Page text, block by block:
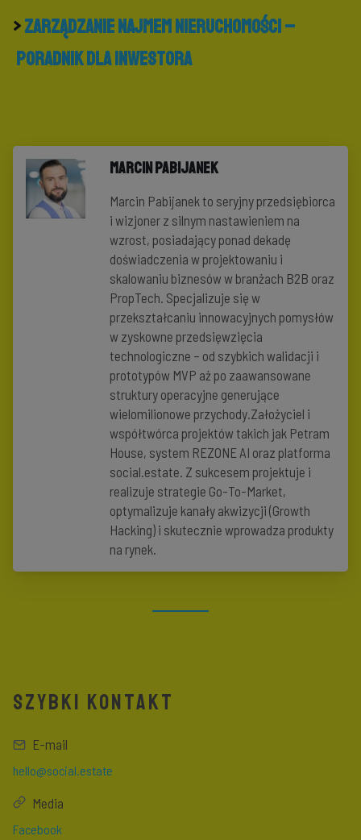
>Zarządzanie najmem nieruchomości –
poradnik dla inwestora
Marcin Pabijanek
Marcin Pabijanek to seryjny przedsiębiorca
i wizjoner z silnym nastawieniem na
wzrost, posiadający ponad dekadę
doświadczenia w projektowaniu i
skalowaniu biznesów w branżach B2B oraz
PropTech. Specjalizuje się w
przekształcaniu innowacyjnych pomysłów
w zyskowne przedsięwzięcia
technologiczne – od szybkich walidacji i
prototypów MVP aż po zaawansowane
struktury operacyjne generujące
wielomilionowe przychody.Założyciel i
współtwórca projektów takich jak Petram
House, system REZONE AI oraz platforma
social.estate. Z sukcesem projektuje i
realizuje strategie Go-To-Market,
optymalizuje kanały akwizycji (Growth
Hacking) i skutecznie wprowadza produkty
na rynek.
SZYBKI KONTAKT
E-mail
hello@social.estate
Media
Facebook